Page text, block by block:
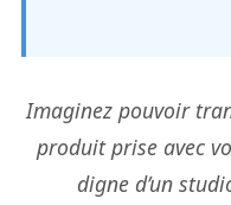
Imaginez pouvoir
produit prise avec
digne d’un